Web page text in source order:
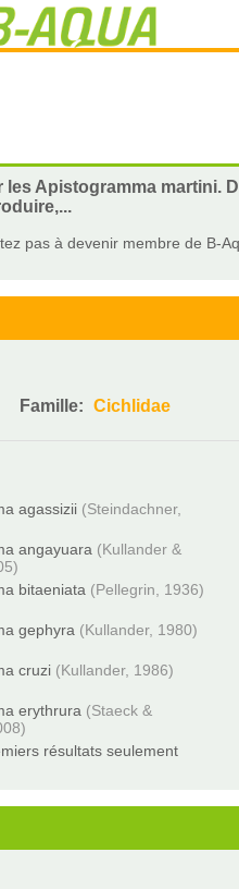
Apistogramma martini.
pas à devenir membre de B-
Famille: Cichlidae
agassizii (Steindachner,
angayuara (Kullander &
bitaeniata (Pellegrin, 1936)
gephyra (Kullander, 1980)
cruzi (Kullander, 1986)
erythrura (Staeck &
résultats seulement